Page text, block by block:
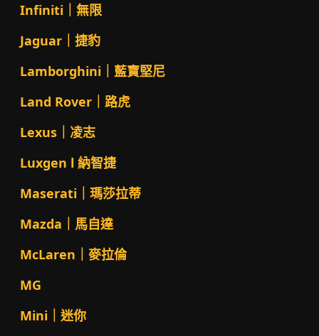
Infiniti｜無限
Jaguar｜捷豹
Lamborghini｜藍寶堅尼
Land Rover｜路虎
Lexus｜凌志
Luxgen l 納智捷
Maserati｜瑪莎拉蒂
Mazda｜馬自達
McLaren｜麥拉倫
MG
Mini｜迷你